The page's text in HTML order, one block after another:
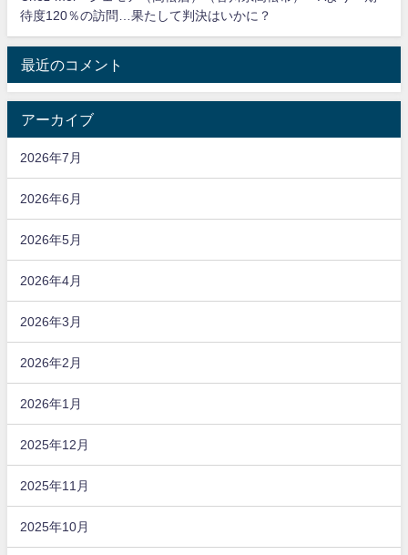
待度120％の訪問…果たして判決はいかに？
最近のコメント
アーカイブ
2026年7月
2026年6月
2026年5月
2026年4月
2026年3月
2026年2月
2026年1月
2025年12月
2025年11月
2025年10月